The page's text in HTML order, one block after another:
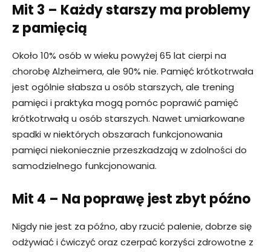
Mit 3 – Każdy starszy ma problemy
z pamięcią
Około 10% osób w wieku powyżej 65 lat cierpi na
chorobę Alzheimera, ale 90% nie. Pamięć krótkotrwała
jest ogólnie słabsza u osób starszych, ale trening
pamięci i praktyka mogą pomóc poprawić pamięć
krótkotrwałą u osób starszych. Nawet umiarkowane
spadki w niektórych obszarach funkcjonowania
pamięci niekoniecznie przeszkadzają w zdolności do
samodzielnego funkcjonowania.
Mit 4 – Na poprawę jest zbyt późno
Nigdy nie jest za późno, aby rzucić palenie, dobrze się
odżywiać i ćwiczyć oraz czerpać korzyści zdrowotne z